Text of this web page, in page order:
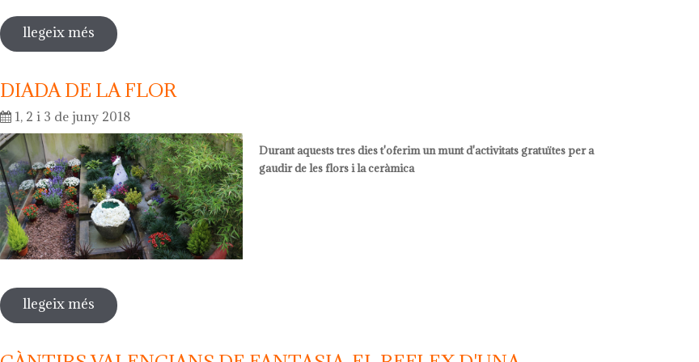
llegeix més sobre activitats pedagògiques
DIADA DE LA FLOR
1, 2 i 3 de juny 2018
Durant aquests tres dies t'oferim un munt d'activitats gratuïtes per a
gaudir de les flors i la ceràmica
llegeix més sobre diada de la flor